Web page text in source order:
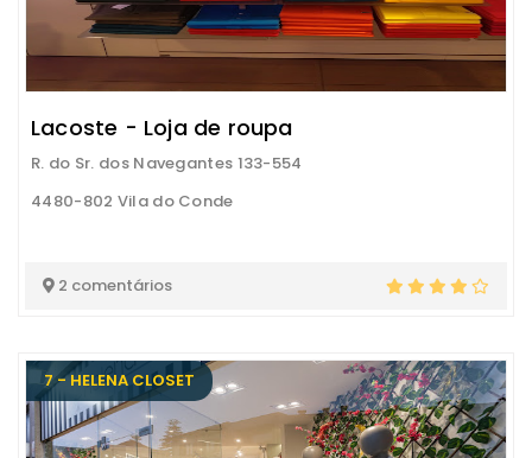
Lacoste - Loja de roupa
R. do Sr. dos Navegantes 133-554
4480-802 Vila do Conde
2 comentários
7 - HELENA CLOSET